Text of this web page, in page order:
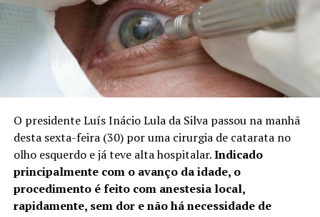
O presidente Luís Inácio Lula da Silva passou na manhã
desta sexta-feira (30) por uma cirurgia de catarata no
olho esquerdoe já teve alta hospitalar.Indicado
principalmente com o avanço da idade, o
procedimento é feito com anestesia local,
rapidamente, sem dor e não há necessidade de